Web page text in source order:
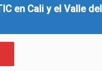
en Cali y el Valle del